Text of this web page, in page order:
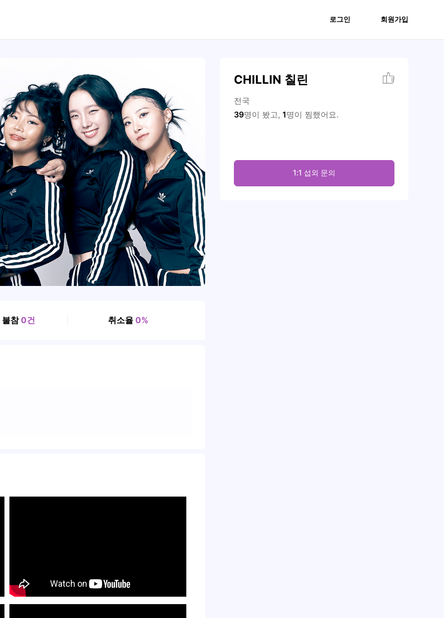
로그인 회원가입
CHILLIN 칠린
전국
39명이 봤고, 1명이 찜했어요.
1:1 섭외 문의
불참 0건 취소율 0%